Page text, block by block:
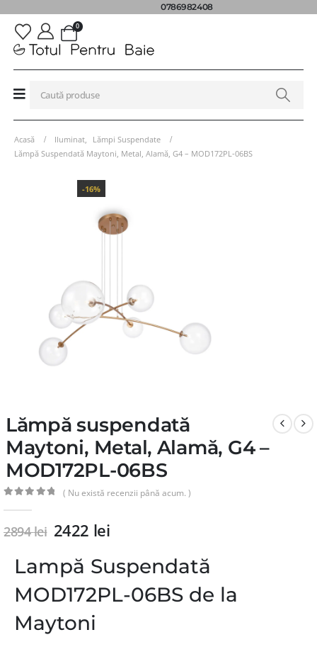
0786982408
0
Acasă Iluminat
Lămpi Suspendate
Lămpă Suspendată Maytoni, Metal, Alamă, G4 – MOD172PL-06BS
-16%
Lămpă suspendată
Maytoni, Metal, Alamă, G4 –
MOD172PL-06BS
( Nu există recenzii până acum. )
2894lei 2422 lei
Lampă Suspendată
MOD172PL-06BS de la
Maytoni